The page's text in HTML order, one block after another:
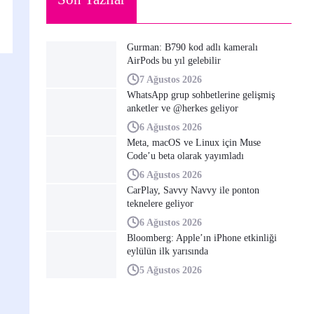
Gurman: B790 kod adlı kameralı
AirPods bu yıl gelebilir
7 Ağustos 2026
WhatsApp grup sohbetlerine gelişmiş
anketler ve @herkes geliyor
6 Ağustos 2026
Meta, macOS ve Linux için Muse
Code’u beta olarak yayımladı
6 Ağustos 2026
CarPlay, Savvy Navvy ile ponton
teknelere geliyor
6 Ağustos 2026
Bloomberg: Apple’ın iPhone etkinliği
eylülün ilk yarısında
5 Ağustos 2026